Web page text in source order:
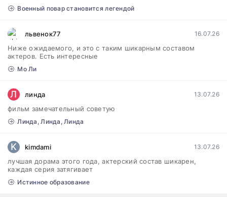
Военный повар становится легендой
львенок77 16.07.26
Ниже ожидаемого, и это с таким шикарным составом
актеров. Есть интересные
Мо Ли
Л линда 13.07.26
фильм замечательный советую
Линда, Линда, Линда
K kimdami 13.07.26
лучшая дорама этого года, актерский состав шикарен,
каждая серия затягивает
Истинное образование